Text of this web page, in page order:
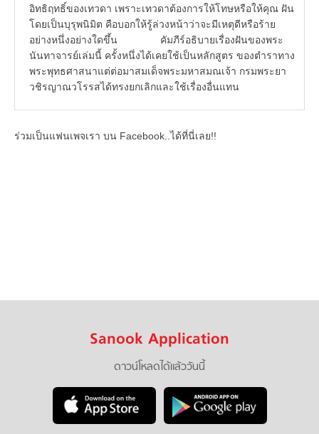
อิทธิฤทธิ์ของเทวดา เพราะเทวดาต้องการให้โทษหรือให้คุณ ฝัน
โดยเป็นบุรุพนิมิต คือบอกให้รู้ล่วงหน้าว่าจะมีเหตุดีหรือร้าย
อย่างหนึ่งอย่างใดขึ้น คัมภีร์อธิบายเรื่องฝันของพระ
นันทาจารย์เล่มนี้ ครั้งหนึ่งได้เคยใช้เป็นหลักสูตร ของตำราทาง
พระพุทธศาสนาแต่ต่อมาสมเด็จพระมหาสมณเจ้า กรมพระยา
วชิรญาณวโรรสได้ทรงยกเลิกและใช้เรื่องอื่นแทน
ร่วมเป็นแฟนเพจเรา บน Facebook..ได้ที่นี่เลย!!
Sanook Application
ดาวน์โหลดได้แล้ววันนี้